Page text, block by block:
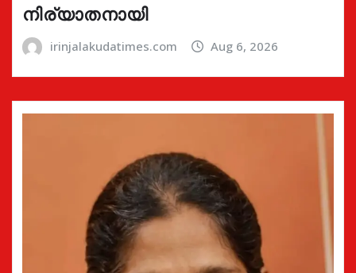
നിര്യാതനായി
irinjalakudatimes.com Aug 6, 2026